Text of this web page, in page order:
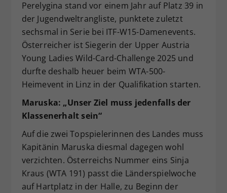
Perelygina stand vor einem Jahr auf Platz 39 in
der Jugendweltrangliste, punktete zuletzt
sechsmal in Serie bei ITF-W15-Damenevents.
Österreicher ist Siegerin der Upper Austria
Young Ladies Wild-Card-Challenge 2025 und
durfte deshalb heuer beim WTA-500-
Heimevent in Linz in der Qualifikation starten.
Maruska: „Unser Ziel muss jedenfalls der
Klassenerhalt sein“
Auf die zwei Topspielerinnen des Landes muss
Kapitänin Maruska diesmal dagegen wohl
verzichten. Österreichs Nummer eins Sinja
Kraus (WTA 191) passt die Länderspielwoche
auf Hartplatz in der Halle, zu Beginn der